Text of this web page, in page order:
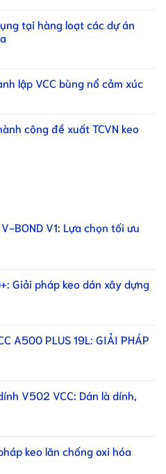
tại hàng loạt các dự án
lập VCC bùng nổ cảm xúc
công đề xuất TCVN keo
BOND V1: Lựa chọn tối ưu
Giải pháp keo dán xây dựng
A500 PLUS 19L: GIẢI PHÁP
V502 VCC: Dán là dính,
keo lăn chống oxi hóa